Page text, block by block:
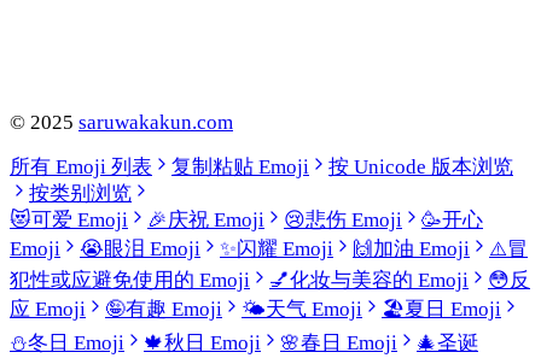
© 2025 saruwakakun.com
所有 Emoji 列表
复制粘贴 Emoji
按 Unicode 版本浏览
按类别浏览
😻可爱 Emoji 🎉庆祝 Emoji 😢悲伤 Emoji 🥳开心
Emoji
😭眼泪 Emoji ✨闪耀 Emoji 🙌 加油 Emoji ⚠️冒
犯性或应避免使用的 Emoji
💅化妆与美容的 Emoji 😳反
应 Emoji
🤪有趣 Emoji 🌤️天气 Emoji 🏖️夏日 Emoji
⛄冬日 Emoji 🍁秋日 Emoji 🌸春日 Emoji 🎄圣诞